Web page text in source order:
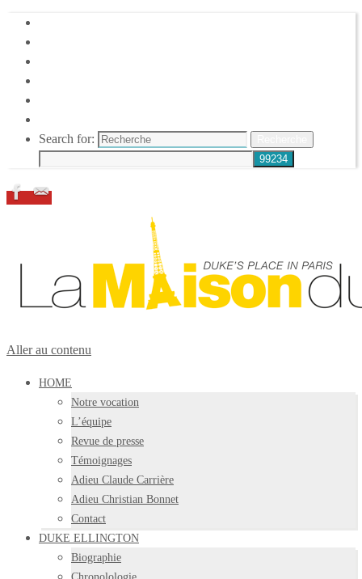
Search for:
Aller au contenu
HOME
Notre vocation
L’équipe
Revue de presse
Témoignages
Adieu Claude Carrière
Adieu Christian Bonnet
Contact
DUKE ELLINGTON
Biographie